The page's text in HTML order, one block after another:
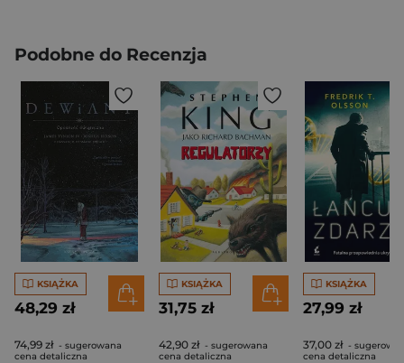
Podobne do Recenzja
KSIĄŻKA
48,29 zł
74,99 zł - sugerowana
cena detaliczna
KSIĄŻKA
31,75 zł
42,90 zł - sugerowana
cena detaliczna
KSIĄŻKA
27,99 zł
37,00 zł -
cena detaliczna